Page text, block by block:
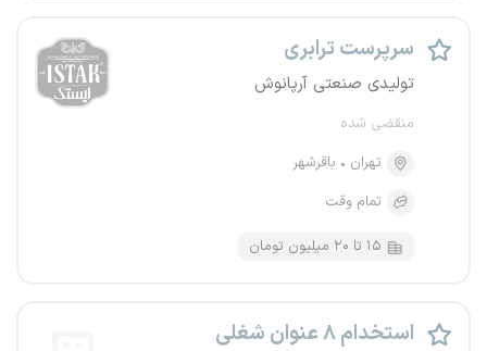
سرپرست ترابری
تولیدی صنعتی آرپانوش
منقضی شده
تهران
باقرشهر
تمام وقت
۱۵ تا ۲۰ میلیون تومان
استخدام ۸ عنوان شغلی